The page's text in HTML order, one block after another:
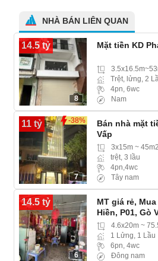
NHÀ BÁN LIÊN QUAN
14.5 tỷ
8
Mặt tiền KD
Trệt, lửng, 2
4pn, 6wc
Nam
11 tỷ -38%
7
Bán nhà mặt
Vấp
3x15m ~
trệt, 3 lầu
4pn,4wc
Tây nam
14.5 tỷ
6
MT giá rẻ,
Hiền, P01, Gò
4.6x20m ~
1 Lửng, 1 Lầu
6pn, 4wc
Đông nam